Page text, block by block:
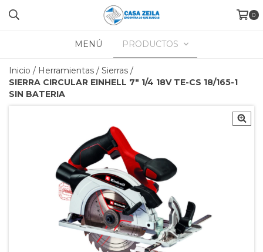
0
MENÚ PRODUCTOS
Inicio / Herramientas / Sierras /
SIERRA CIRCULAR EINHELL 7" 1/4 18V TE-CS 18/165-1
SIN BATERIA